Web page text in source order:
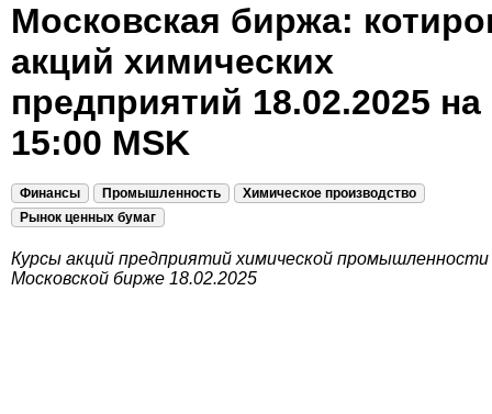
Московская биржа:
акций химических
предприятий 18.02.2025 на
15:00 MSK
Финансы Промышленность
Химическое производство
Рынок ценных бумаг
Курсы акций предприятий химической промышленности
Московской бирже 18.02.2025